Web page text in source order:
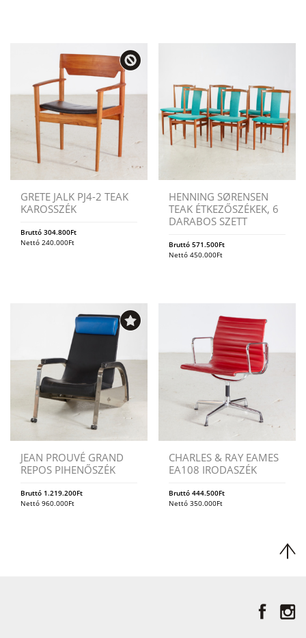
GRETE JALK PJ4-2 TEAK
KAROSSZÉK
Bruttó 304.800Ft
Nettó 240.000Ft
HENNING SØRENSEN
TEAK ÉTKEZŐSZÉKEK, 6
DARABOS SZETT
Bruttó571.500Ft
Nettó450.000Ft
JEAN PROUVÉ GRAND
REPOS PIHENŐSZÉK
Bruttó 1.219.200Ft
Nettó 960.000Ft
CHARLES & RAY EAMES
EA108 IRODASZÉK
Bruttó444.500Ft
Nettó350.000Ft